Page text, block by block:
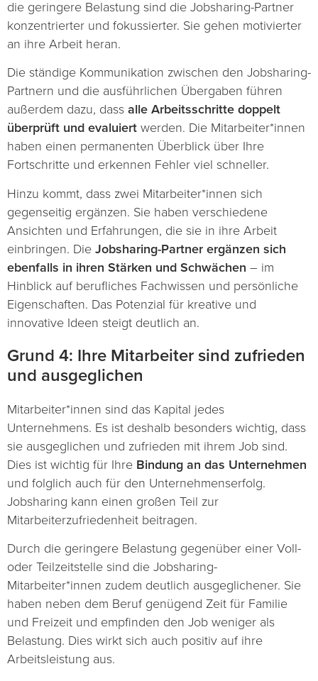
die geringere Belastung sind die Jobsharing-Partner
konzentrierter und fokussierter. Sie gehen motivierter
an ihre Arbeit heran.
Die ständige Kommunikation zwischen den Jobsharing-
Partnern und die ausführlichen Übergaben führen
außerdem dazu, dass alle Arbeitsschritte doppelt
überprüft und evaluiert werden. Die Mitarbeiter*innen
haben einen permanenten Überblick über Ihre
Fortschritte und erkennen Fehler viel schneller.
Hinzu kommt, dass zwei Mitarbeiter*innen sich
gegenseitig ergänzen. Sie haben verschiedene
Ansichten und Erfahrungen, die sie in ihre Arbeit
einbringen. Die Jobsharing-Partner ergänzen sich
ebenfalls in ihren Stärken und Schwächen – im
Hinblick auf berufliches Fachwissen und persönliche
Eigenschaften. Das Potenzial für kreative und
innovative Ideen steigt deutlich an.
Grund 4: Ihre Mitarbeiter sind zufrieden
und ausgeglichen
Mitarbeiter*innen sind das Kapital jedes
Unternehmens. Es ist deshalb besonders wichtig, dass
sie ausgeglichen und zufrieden mit ihrem Job sind.
Dies ist wichtig für Ihre Bindung an das Unternehmen
und folglich auch für den Unternehmenserfolg.
Jobsharing kann einen großen Teil zur
Mitarbeiterzufriedenheit beitragen.
Durch die geringere Belastung gegenüber einer Voll-
oder Teilzeitstelle sind die Jobsharing-
Mitarbeiter*innen zudem deutlich ausgeglichener. Sie
haben neben dem Beruf genügend Zeit für Familie
und Freizeit und empfinden den Job weniger als
Belastung. Dies wirkt sich auch positiv auf ihre
Arbeitsleistung aus.